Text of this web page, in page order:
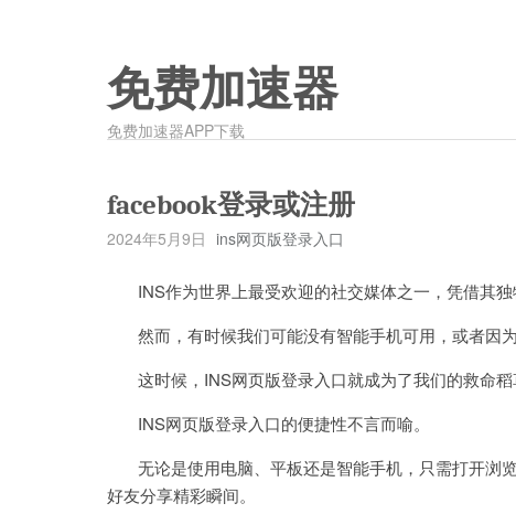
免费加速器
免费加速器APP下载
facebook登录或注册
2024年5月9日 ins网页版登录入口
INS作为世界上最受欢迎的社交媒体之一，凭借其独
然而，有时候我们可能没有智能手机可用，或者因为
这时候，INS网页版登录入口就成为了我们的救命稻
INS网页版登录入口的便捷性不言而喻。
无论是使用电脑、平板还是智能手机，只需打开浏
好友分享精彩瞬间。